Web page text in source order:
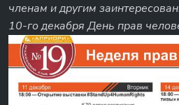
членам и другим
10-го декабря День прав